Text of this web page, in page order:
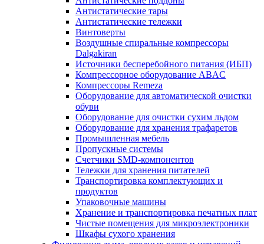
Антистатические тары
Антистатические тележки
Винтоверты
Воздушные спиральные компрессоры
Dalgakiran
Источники бесперебойного питания (ИБП)
Компрессорное оборудование ABAC
Компрессоры Remeza
Оборудование для автоматической очистки
обуви
Оборудование для очистки сухим льдом
Оборудование для хранения трафаретов
Промышленная мебель
Пропускные системы
Счетчики SMD-компонентов
Тележки для xранения питателей
Транспортировка комплектующих и
продуктов
Упаковочные машины
Хранение и транспортировка печатных плат
Чистые помещения для микроэлектроники
Шкафы сухого хранения